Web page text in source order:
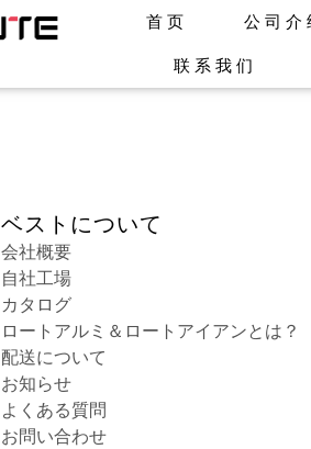
首页 公司介
联系我们
ベストについて
会社概要
自社工場
カタログ
ロートアルミ＆ロートアイアンとは？
配送について
お知らせ
よくある質問
お問い合わせ